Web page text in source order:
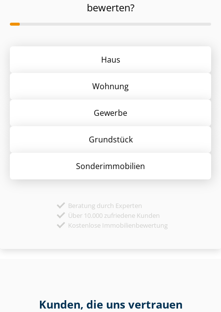
bewerten?
Haus
Wohnung
Gewerbe
Grund­stück
Sonder­immobilien
Beratung durch Experten
Über 10.000 zufriedene Kunden
Kostenlose Immobilienbewertung
Kunden, die uns vertrauen